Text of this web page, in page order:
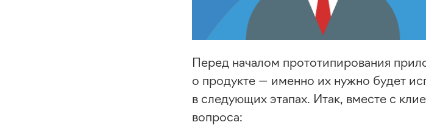
Перед началом прототипирования
о продукте — именно их нужно будет
в следующих этапах. Итак, вместе с
вопроса: